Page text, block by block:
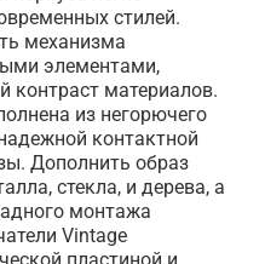
стилей.
механизма
элементами,
материалов.
из негорючего
контактной
Дополнить образ
стекла, и дерева, а
монтажа
Vintage